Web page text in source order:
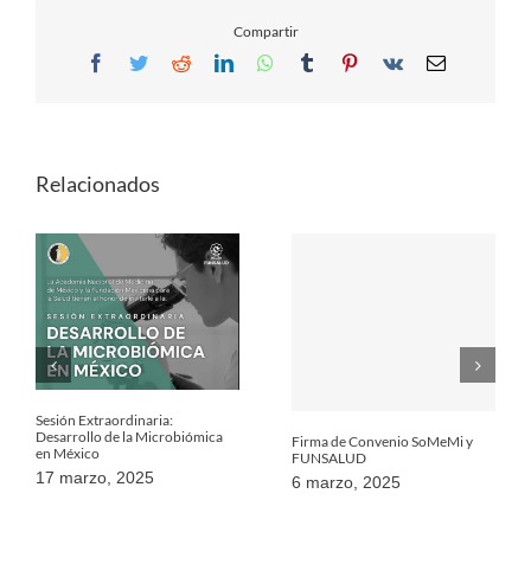
Compartir
Facebook
TwitterRedditLinkedInWhatsApp
TumblrPinterest
Vk Email
Relacionados
Sesión Extraordinaria:
Desarrollo de la Microbiómica
en México
17 marzo, 2025
Firma de Convenio SoMeMi y
FUNSALUD
6 marzo, 2025